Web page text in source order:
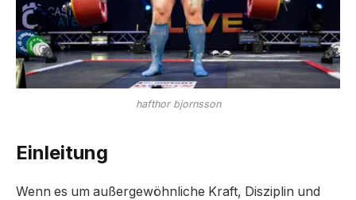
hafthor bjornsson
Einleitung
Wenn es um außergewöhnliche Kraft, Disziplin und